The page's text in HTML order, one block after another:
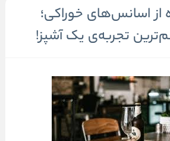
از اسانس‌های خوراکی؛
تجربه‌ی یک آشپز!